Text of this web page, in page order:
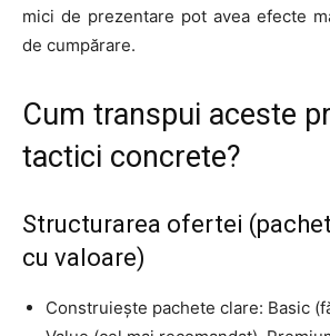
mici de prezentare pot avea efecte
de cumpărare.
Cum transpui aceste
tactici concrete?
Structurarea ofertei
cu valoare)
Construiește pachete clare: Basic